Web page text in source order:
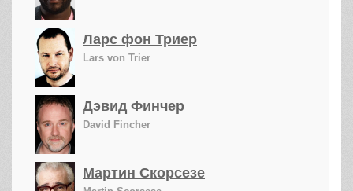
Ларс фон Триер
Lars von Trier
Дэвид Финчер
David Fincher
Мартин Скорсезе